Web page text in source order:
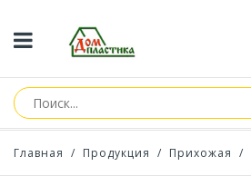
Главная / Продукция / Прихожая /